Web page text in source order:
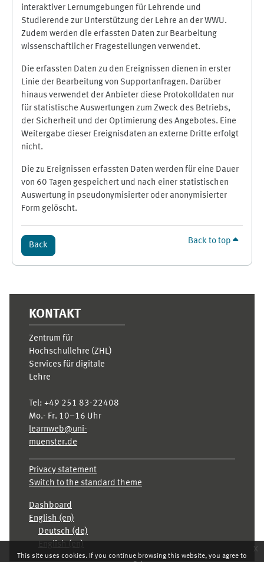
This site uses cookies. If you continue browsing this website, you agree to
x
interaktiver Lernumgebungen für Lehrende und
Studierende zur Unterstützung der Lehre an der WWU.
Zudem werden die erfassten Daten zur Bearbeitung
wissenschaftlicher Fragestellungen verwendet.
Die erfassten Daten zu den Ereignissen dienen in erster
Linie der Bearbeitung von Supportanfragen. Darüber
hinaus verwendet der Anbieter diese Protokolldaten nur
für statistische Auswertungen zum Zweck des Betriebs,
der Sicherheit und der Optimierung des Angebotes. Eine
Weitergabe dieser Ereignisdaten an externe Dritte erfolgt
nicht.
Die zu Ereignissen erfassten Daten werden für eine Dauer
von 60 Tagen gespeichert und nach einer statistischen
Auswertung in pseudonymisierter oder anonymisierter
Form gelöscht.
Back Back to top
KONTAKT
Zentrum für
Hochschullehre (ZHL)
Services für digitale
Lehre
Tel: +49 251 83-22408
Mo.- Fr. 10–16 Uhr
learnweb@uni-
muenster.de
Privacy statement
Switch to the standard theme
Dashboard
English ‎(en)‎
Deutsch ‎(de)‎